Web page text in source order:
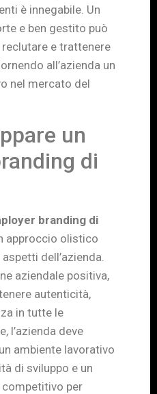
è innegabile. Un
e ben gestito può
e trattenere
all’azienda un
nel mercato del
un
di
branding di
approccio olistico
dell’azienda.
aziendale positiva,
autenticità,
in tutte le
l’azienda deve
ambiente lavorativo
di sviluppo e un
per